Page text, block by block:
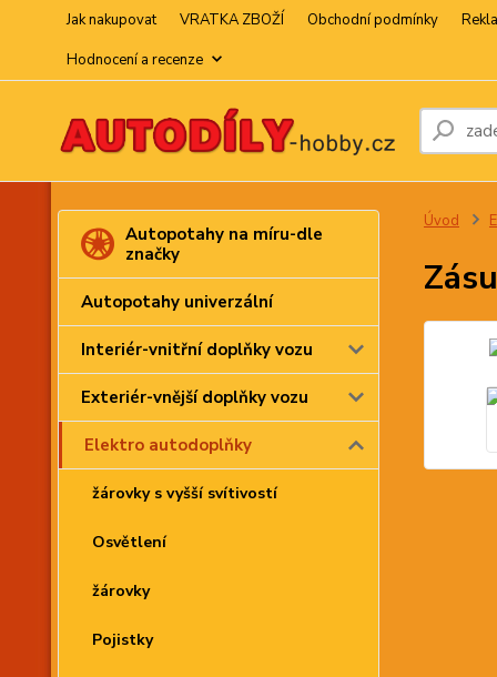
Jak nakupovat VRATKA ZBOŽÍ Obchodní podmínky
Hodnocení a recenze
Autopotahy na míru-dle
značky
Autopotahy univerzální
Interiér-vnitřní doplňky vozu
Exteriér-vnější doplňky vozu
Elektro autodoplňky
žárovky s vyšší svítivostí
Osvětlení
žárovky
Pojistky
Úvod